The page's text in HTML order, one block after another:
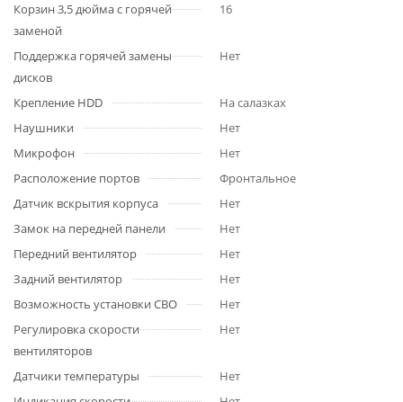
Корзин 3,5 дюйма с горячей
заменой
16
Поддержка горячей замены
дисков
Нет
Крепление HDD
На салазках
Наушники
Нет
Микрофон
Нет
Расположение портов
Фронтальное
Датчик вскрытия корпуса
Нет
Замок на передней панели
Нет
Передний вентилятор
Нет
Задний вентилятор
Нет
Возможность установки СВО
Нет
Регулировка скорости
вентиляторов
Нет
Датчики температуры
Нет